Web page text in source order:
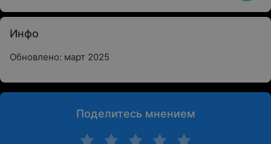
Инфо
Обновлено: март 2025
Поделитесь мнением